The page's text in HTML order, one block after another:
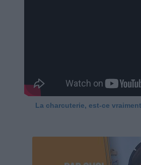
La charcuterie, est-ce